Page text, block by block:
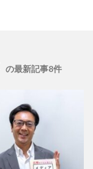
の最新記事8件